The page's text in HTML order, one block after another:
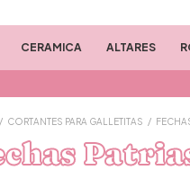
CERAMICA ALTARES
/ CORTANTES PARA GALLETITAS /